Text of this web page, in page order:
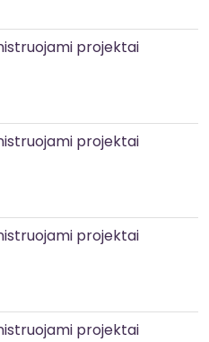
projektai
projektai
projektai
projektai